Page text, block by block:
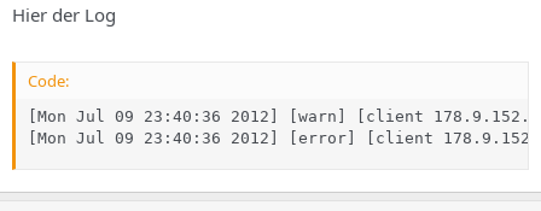
Hier der Log
Code:
[Mon Jul 09 23:40:36 2012] [warn] [client
[Mon Jul 09 23:40:36 2012] [error] [client